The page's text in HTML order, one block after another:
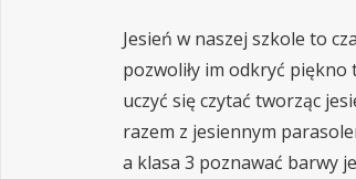
Jesień w naszej szkole to
pozwoliły im odkryć piękno
uczyć się czytać tworząc
razem z jesiennym
a klasa 3 poznawać barwy